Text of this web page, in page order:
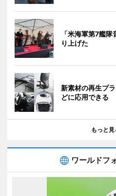
「米海軍第7艦
り上げた
新素材の再生プ
どに応用できる
もっと見
ワールドフ